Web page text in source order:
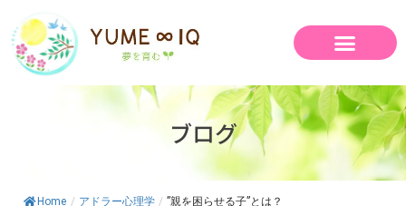
ブログ
Home / アドラー心理学 / ”親を困らせる子”とは？